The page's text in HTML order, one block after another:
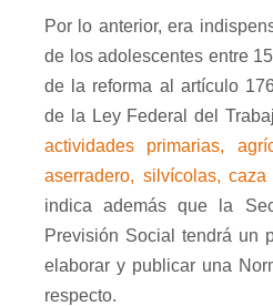
Por lo anterior, era
de los adolescentes entre
de la reforma al artículo
de la Ley Federal del
actividades primarias,
aserradero, silvícolas,
indica además que la
Previsión Social tendrá un
elaborar y publicar una
respecto.